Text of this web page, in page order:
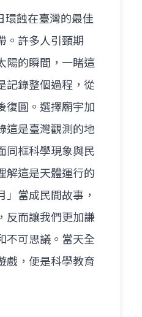
環蝕在臺灣的最佳
。許多人引頸期
陽的瞬間，一睹這
記錄整個過程，從
復圓。選擇廟宇加
這是臺灣觀測的地
同框科學現象與民
解這是天體運行的
」當成民間故事，
反而讓我們更加謙
不可思議。當天全
戲，便是科學教育